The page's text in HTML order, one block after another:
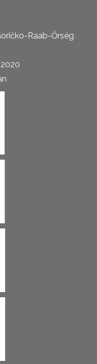
Raab-Őrség